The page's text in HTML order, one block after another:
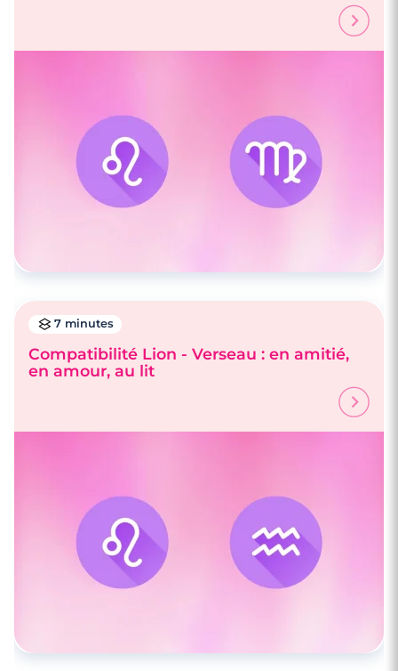
7 minutes
Compatibilité Lion - Verseau : en amitié,
en amour, au lit